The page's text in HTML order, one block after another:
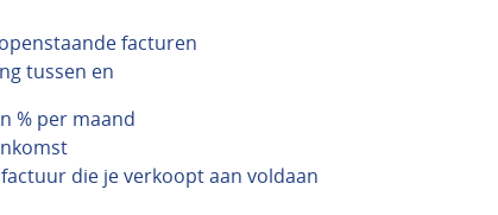
facturen
tussen en
% per maand
die je verkoopt aan voldaan